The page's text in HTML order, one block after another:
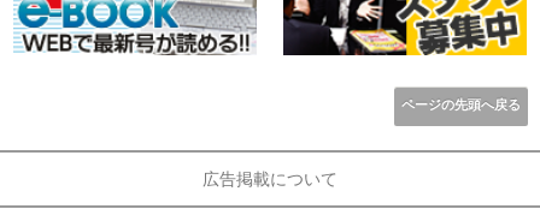
ページの先頭へ戻る
広告掲載について